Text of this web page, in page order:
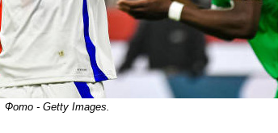
Фото - Getty Images.